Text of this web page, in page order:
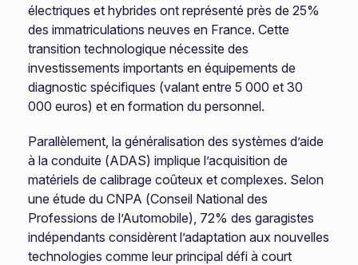
électriques et hybrides ont représenté près de 25%
des immatriculations neuves en France. Cette
transition technologique nécessite des
investissements importants en équipements de
diagnostic spécifiques (valant entre 5 000 et 30
000 euros) et en formation du personnel.
Parallèlement, la généralisation des systèmes d’aide
à la conduite (ADAS) implique l’acquisition de
matériels de calibrage coûteux et complexes. Selon
une étude du CNPA (Conseil National des
Professions de l’Automobile), 72% des garagistes
indépendants considèrent l’adaptation aux nouvelles
technologies comme leur principal défi à court